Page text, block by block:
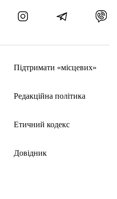
Підтримати «місцевих»
Редакційна політика
Етичний кодекс
Довідник